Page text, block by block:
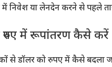
में निवेश या लेनदेन करने से पहले
रुपए में रूपांतरण कैसे करें
से डॉलर को रुपए में कैसे बदला